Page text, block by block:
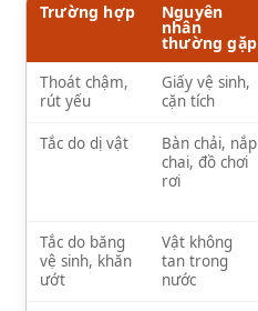
Trường hợp Nguyên
nhân
thường gặp
Thoát chậm,
rút yếu
Giấy vệ sinh,
cặn tích
Tắc do dị vật
Bàn chải, nắp
chai, đồ chơi
rơi
Tắc do băng
vệ sinh, khăn
ướt
Vật không
tan trong
nước